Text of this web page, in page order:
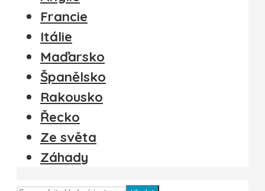
Francie
Itálie
Maďarsko
Španělsko
Rakousko
Řecko
Ze světa
Záhady